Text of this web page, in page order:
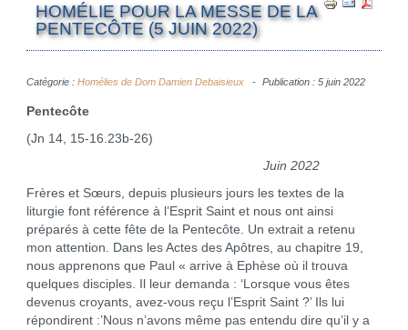
HOMÉLIE POUR LA MESSE DE LA
PENTECÔTE (5 JUIN 2022)
Catégorie : Homélies de Dom Damien Debaisieux Publication : 5 juin 2022
Pentecôte
(Jn 14, 15-16.23b-26)
Juin 2022
Frères et Sœurs, depuis plusieurs jours les textes de la
liturgie font référence à l’Esprit Saint et nous ont ainsi
préparés à cette fête de la Pentecôte. Un extrait a retenu
mon attention. Dans les Actes des Apôtres, au chapitre 19,
nous apprenons que Paul « arrive à Ephèse où il trouva
quelques disciples. Il leur demanda : ‘Lorsque vous êtes
devenus croyants, avez-vous reçu l’Esprit Saint ?’ Ils lui
répondirent :’Nous n’avons même pas entendu dire qu’il y a